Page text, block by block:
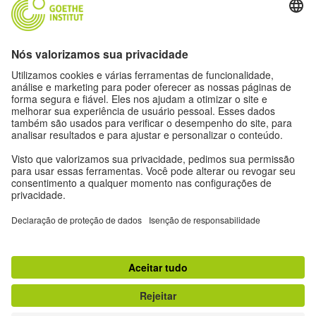
Outros sites
Pratique alemão gratuitamente
Cursos de alemão do Goethe-Institut
Portal para professores “Deutschstunde”
Privacidade e acessibilidade
Configurações de privacidade
© Goethe-Institut 2026